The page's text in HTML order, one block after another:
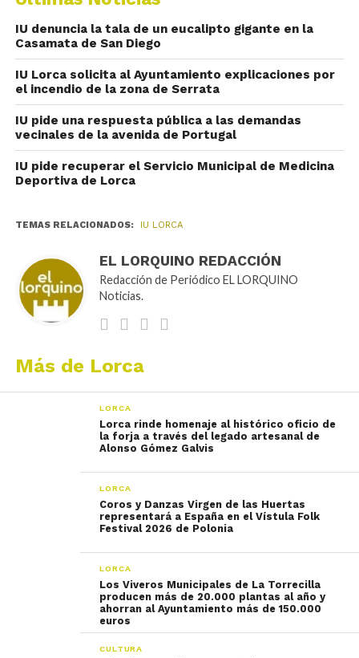
IU denuncia la tala de un eucalipto gigante en la
Casamata de San Diego
IU Lorca solicita al Ayuntamiento explicaciones por
el incendio de la zona de Serrata
IU pide una respuesta pública a las demandas
vecinales de la avenida de Portugal
IU pide recuperar el Servicio Municipal de Medicina
Deportiva de Lorca
TEMAS RELACIONADOS: IU LORCA
EL LORQUINO REDACCIÓN
Redacción de Periódico EL LORQUINO
Noticias.
Más de Lorca
LORCA
Lorca rinde homenaje al histórico oficio de
la forja a través del legado artesanal de
Alonso Gómez Galvis
LORCA
Coros y Danzas Virgen de las Huertas
representará a España en el Vístula Folk
Festival 2026 de Polonia
LORCA
Los Viveros Municipales de La Torrecilla
producen más de 20.000 plantas al año y
ahorran al Ayuntamiento más de 150.000
euros
CULTURA